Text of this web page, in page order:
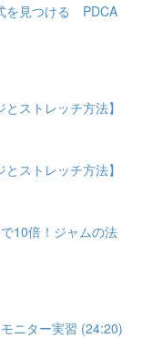
を見つける PDCA
ストレッチ方法】
ストレッチ方法】
10倍！ジャムの法
ニター実習 (24:20)